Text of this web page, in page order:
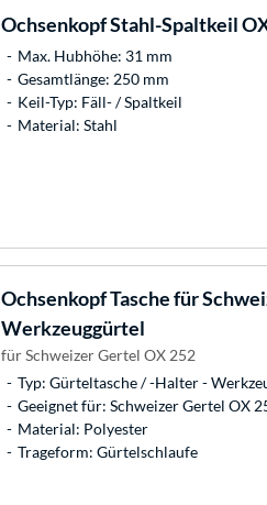
OchsenkopfStahl-Spaltkeil
Max. Hubhöhe: 31 mm
Gesamtlänge: 250 mm
Keil-Typ: Fäll- / Spaltkeil
Material: Stahl
OchsenkopfTasche für
Werkzeuggürtel
für Schweizer Gertel OX 252
Typ: Gürteltasche / -Halter -
Geeignet für: Schweizer Gertel OX
Material: Polyester
Trageform: Gürtelschlaufe